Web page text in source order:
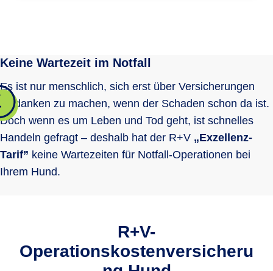
Orthopädische Operationen
Neurologische Operationen
Vollnarkose, Teilnarkose,
Nachsorge inkl. Medikamente nach OP
1 Monat
keine 10%
Wartezeit für Operationen infolge Unfall
1 Woche 1 Woche keine
Wartezeit für Operationen angeborener
Fehlentwicklungen/ Fehlstellungen
Wartezeit für Kastration/ Sterilisation
Kündigungsfrist
täglich
kündbar nach
1 Jahr
täglich
kündbar nach
1 Jahr
täglich
kündbar nach
1 Jahr
Keine Wartezeit im Notfall
Es ist nur menschlich, sich erst über Versicherungen
Gedanken zu machen, wenn der Schaden schon da ist.
Doch wenn es um Leben und Tod geht, ist schnelles
Handeln gefragt – deshalb hat der R+V „Exzellenz-
Tarif” keine Wartezeiten für Notfall-Operationen bei
Ihrem Hund.
R+V-
Operationskostenversicheru